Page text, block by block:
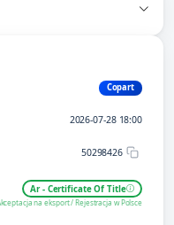
Copart
2026-07-28 18:00
50298426
Ar - Certificate Of Title
na eksport / Rejestracja w Polsce